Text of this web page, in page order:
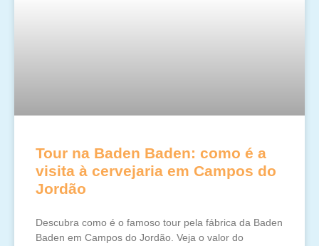
Tour na Baden Baden: como é a
visita à cervejaria em Campos do
Jordão
Descubra como é o famoso tour pela fábrica da Baden
Baden em Campos do Jordão. Veja o valor do